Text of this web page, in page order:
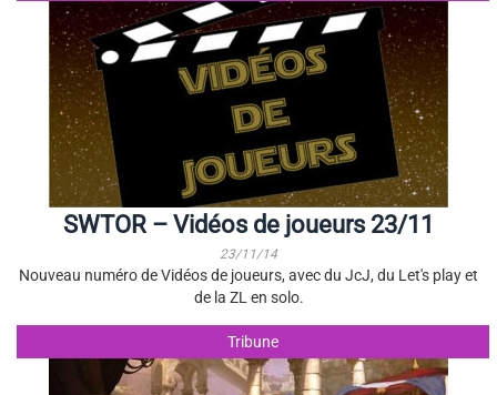
SWTOR – Vidéos de joueurs 23/11
23/11/14
Nouveau numéro de Vidéos de joueurs, avec du JcJ, du Let's play et
de la ZL en solo.
Tribune